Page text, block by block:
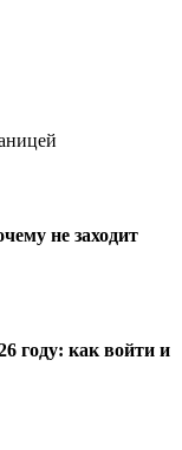
не заходит
году: как войти и